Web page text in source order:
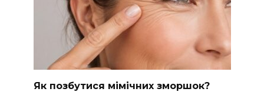
Як позбутися мімічних зморшок?